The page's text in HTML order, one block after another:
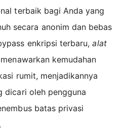
terbaik bagi Anda yang
secara anonim dan bebas
enkripsi terbaru,alat
menawarkan kemudahan
rumit, menjadikannya
dicari oleh pengguna
batas privasi